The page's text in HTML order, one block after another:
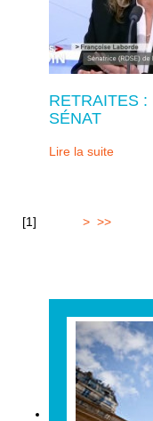
RETRAITES
SÉNAT
Lire la suite
[1] > >>